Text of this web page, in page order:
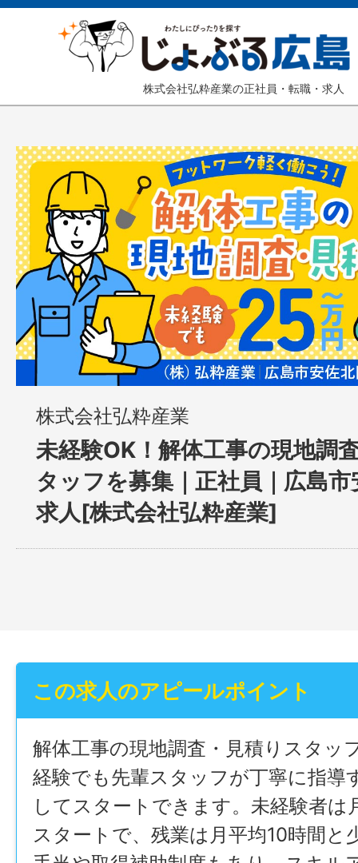
株式会社弘粋産業の正社員・転職・求人
株式会社弘粋産業
未経験OK！解体工事の現地調
タッフを募集｜正社員｜広島
求人[株式会社弘粋産業]
この求人のアピールポイント
解体工事の現地調査・見積りスタッ
経験でも先輩スタッフが丁寧に指導
してスタートできます。未経験者は
スタートで、残業は月平均10時間と